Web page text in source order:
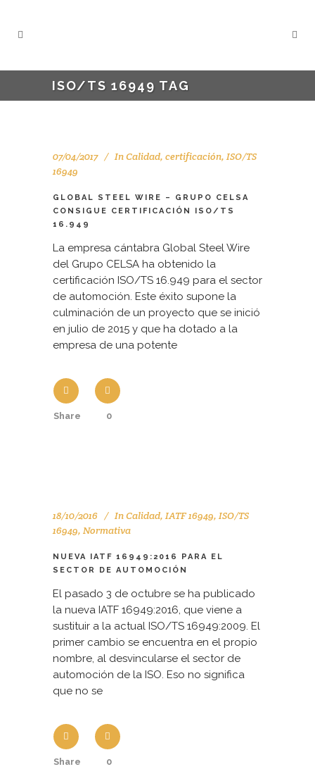
ISO/TS 16949 TAG
07/04/2017 InCalidad, certificación, ISO/TS
16949
GLOBAL STEEL WIRE – GRUPO CELSA
CONSIGUE CERTIFICACIÓN ISO/TS
16.949
La empresa cántabra Global Steel Wire
del Grupo CELSA ha obtenido la
certificación ISO/TS 16.949 para el sector
de automoción. Este éxito supone la
culminación de un proyecto que se inició
en julio de 2015 y que ha dotado a la
empresa de una potente
Share 0
18/10/2016 InCalidad, IATF 16949, ISO/TS
16949, Normativa
NUEVA IATF 16949:2016 PARA EL
SECTOR DE AUTOMOCIÓN
El pasado 3 de octubre se ha publicado
la nueva IATF 16949:2016, que viene a
sustituir a la actual ISO/TS 16949:2009. El
primer cambio se encuentra en el propio
nombre, al desvincularse el sector de
automoción de la ISO. Eso no significa
que no se
Share 0